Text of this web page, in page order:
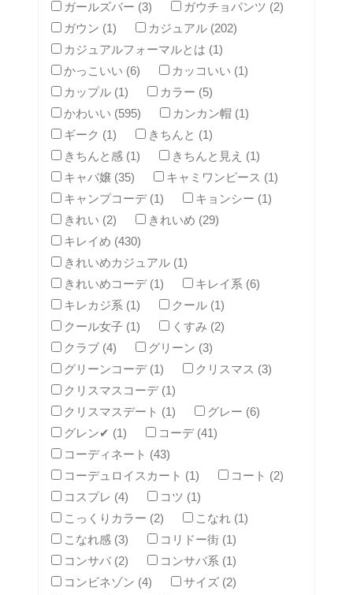
ガールズバー (3)
ガウチョパンツ (2)
ガウン (1)
カジュアル (202)
カジュアルフォーマルとは (1)
かっこいい (6)
カッコいい (1)
カップル (1)
カラー (5)
かわいい (595)
カンカン帽 (1)
ギーク (1)
きちんと (1)
きちんと感 (1)
きちんと見え (1)
キャバ嬢 (35)
キャミワンピース (1)
キャンプコーデ (1)
キョンシー (1)
きれい (2)
きれいめ (29)
キレイめ (430)
きれいめカジュアル (1)
きれいめコーデ (1)
キレイ系 (6)
キレカジ系 (1)
クール (1)
クール女子 (1)
くすみ (2)
クラブ (4)
グリーン (3)
グリーンコーデ (1)
クリスマス (3)
クリスマスコーデ (1)
クリスマスデート (1)
グレー (6)
グレン✔ (1)
コーデ (41)
コーディネート (43)
コーデュロイスカート (1)
コート (2)
コスプレ (4)
コツ (1)
こっくりカラー (2)
こなれ (1)
こなれ感 (3)
コリドー街 (1)
コンサバ (2)
コンサバ系 (1)
コンビネゾン (4)
サイズ (2)